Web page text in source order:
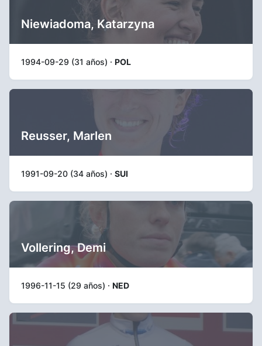
Niewiadoma, Katarzyna
1994-09-29 (31 años) · POL
Reusser, Marlen
1991-09-20 (34 años) · SUI
Vollering, Demi
1996-11-15 (29 años) · NED